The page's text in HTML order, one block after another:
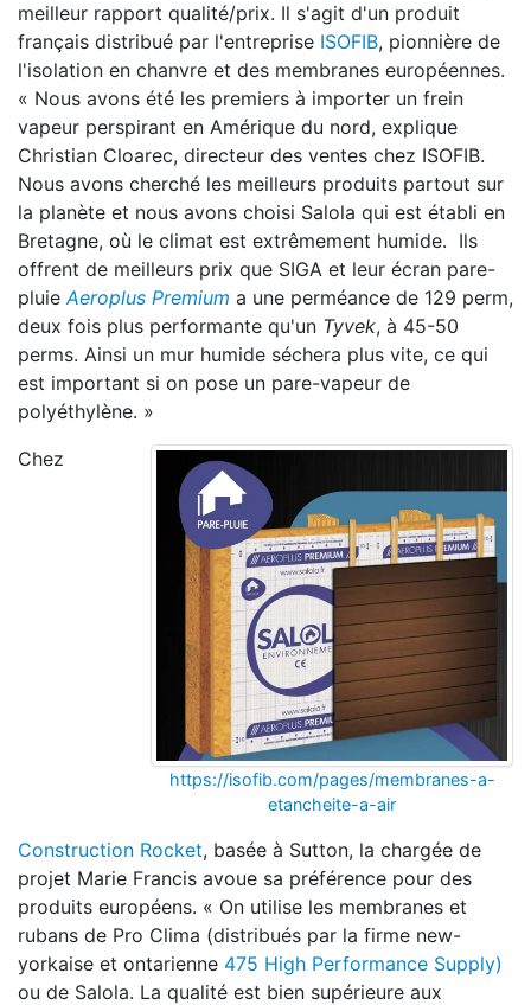
meilleur rapport qualité/prix. Il s'agit d'un produit
français distribué par l'entreprise ISOFIB, pionnière de
l'isolation en chanvre et des membranes européennes.
« Nous avons été les premiers à importer un frein
vapeur perspirant en Amérique du nord, explique
Christian Cloarec, directeur des ventes chez ISOFIB.
Nous avons cherché les meilleurs produits partout sur
la planète et nous avons choisi Salola qui est établi en
Bretagne, où le climat est extrêmement humide. Ils
offrent de meilleurs prix que SIGA et leur écran pare-
pluieAeroplus Premium a une perméance de 129 perm,
deux fois plus performante qu'un Tyvek, à 45-50
perms. Ainsi un mur humide séchera plus vite, ce qui
est important si on pose un pare-vapeur de
polyéthylène. »
https://isofib.com/pages/membranes-a-
etancheite-a-air
Chez
Construction Rocket, basée à Sutton, la chargée de
projet Marie Francis avoue sa préférence pour des
produits européens. « On utilise les membranes et
rubans de Pro Clima (distribués par la firme new-
yorkaise et ontarienne 475 High Performance Supply)
ou de Salola. La qualité est bien supérieure aux